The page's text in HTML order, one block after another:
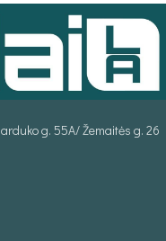
g. 55A/ Žemaitės g. 26